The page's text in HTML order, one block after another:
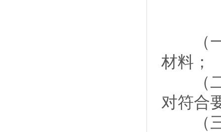
（一
材料；
（二
对符合
（三